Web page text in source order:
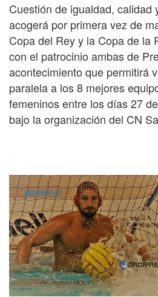
Cuestión de igualdad, calidad
acogerá por primera vez de
Copa del Rey y la Copa de la
con el patrocinio ambas de
acontecimiento que permitirá
paralela a los 8 mejores
femeninos entre los días 27
bajo la organización del CN
WATERPOLO